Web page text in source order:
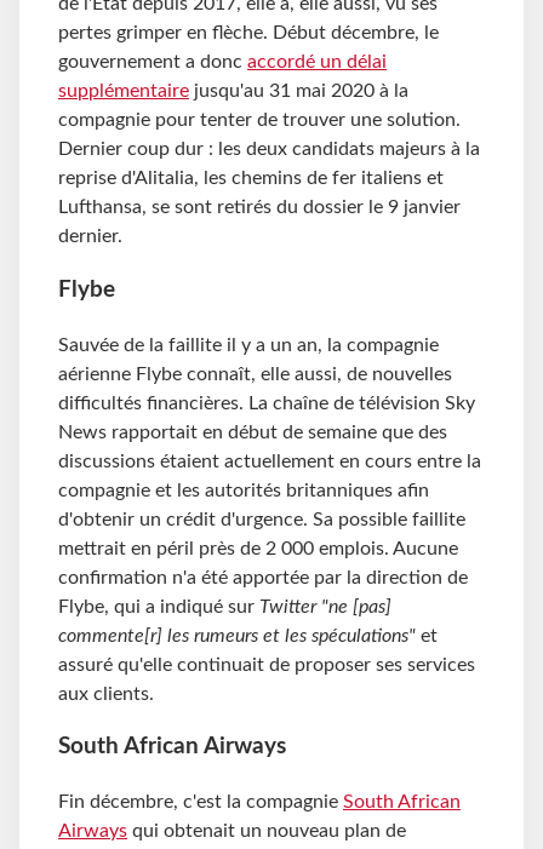
de l'État depuis 2017, elle a, elle aussi, vu ses
pertes grimper en flèche. Début décembre, le
gouvernement a donc accordé un délai
supplémentaire jusqu'au 31 mai 2020 à la
compagnie pour tenter de trouver une solution.
Dernier coup dur : les deux candidats majeurs à la
reprise d'Alitalia, les chemins de fer italiens et
Lufthansa, se sont retirés du dossier le 9 janvier
dernier.
Flybe
Sauvée de la faillite il y a un an, la compagnie
aérienne Flybe connaît, elle aussi, de nouvelles
difficultés financières. La chaîne de télévision Sky
News rapportait en début de semaine que des
discussions étaient actuellement en cours entre la
compagnie et les autorités britanniques afin
d'obtenir un crédit d'urgence. Sa possible faillite
mettrait en péril près de 2 000 emplois. Aucune
confirmation n'a été apportée par la direction de
Flybe, qui a indiqué sur Twitter "ne [pas]
commente[r] les rumeurs et les spéculations" et
assuré qu'elle continuait de proposer ses services
aux clients.
South African Airways
Fin décembre, c'est la compagnie South African
Airways qui obtenait un nouveau plan de